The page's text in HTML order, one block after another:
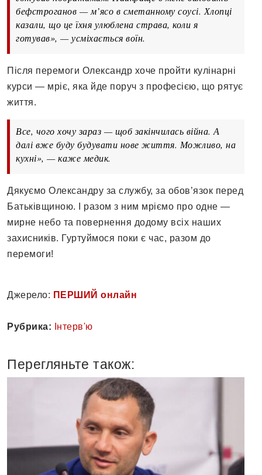
бефстроганов — м’ясо в сметанному соусі. Хлопці
казали, що це їхня улюблена страва, коли я
готував», — усміхається воїн.
Після перемоги Олександр хоче пройти кулінарні
курси — мріє, яка йде поруч з професією, що рятує
життя.
Все, чого хочу зараз — щоб закінчилась війна. А
далі вже буду будувати нове життя. Можливо, на
кухні», — каже медик.
Дякуємо Олександру за службу, за обов’язок перед
Батьківщиною. І разом з ним мріємо про одне —
мирне небо та повернення додому всіх наших
захисників. Гуртуймося поки є час, разом до
перемоги!
Джерело: ПЕРШИЙ онлайн
Рубрика: Інтерв'ю
Перегляньте також: